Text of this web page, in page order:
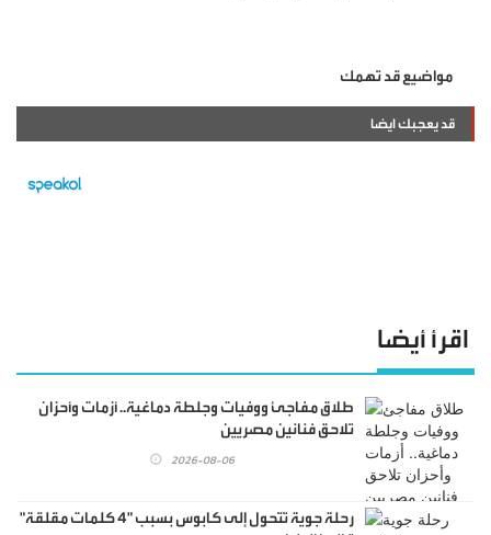
مواضيع قد تهمك
قد يعجبك ايضا
اقرأ أيضا
طلاق مفاجئ ووفيات وجلطة دماغية.. أزمات وأحزان
تلاحق فنانين مصريين
2026-08-06
رحلة جوية تتحول إلى كابوس بسبب "4 كلمات مقلقة"